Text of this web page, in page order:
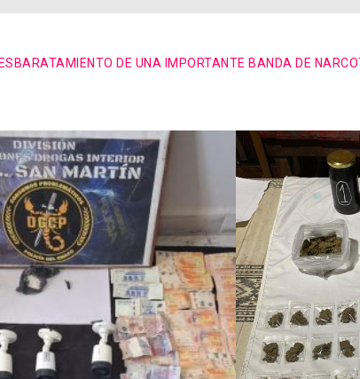
DE UNA IMPORTANTE BANDA DE